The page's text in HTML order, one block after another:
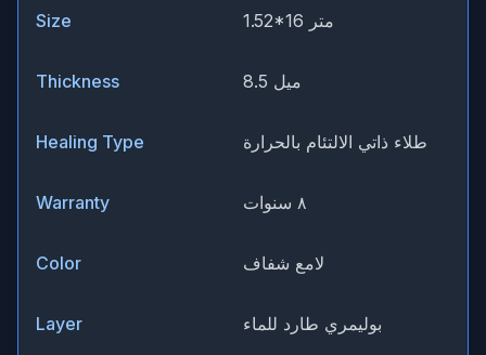
Size 1.52*16 متر
Thickness 8.5 ميل
Healing Type طلاء ذاتي الالتئام بالحرارة
Warranty ٨ سنوات
Color لامع شفاف
Layer بوليمري طارد للماء